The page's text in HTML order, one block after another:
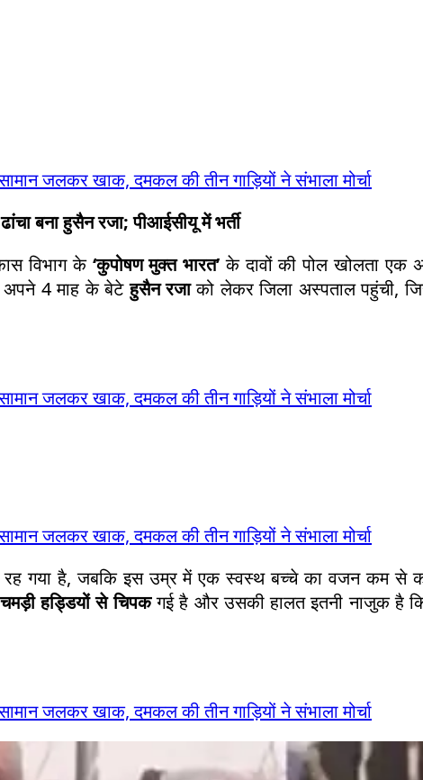
जलकर खाक, दमकल की तीन गाड़ियों ने संभाला मोर्चा
बना हुसैन रजा; पीआईसीयू में भर्ती
विभाग के ‘कुपोषण मुक्त भारत’ के दावों की पोल खोलता एक
अपने 4 माह के बेटेहुसैन रजाको लेकर जिला अस्पताल पहुंची,
जलकर खाक, दमकल की तीन गाड़ियों ने संभाला मोर्चा
जलकर खाक, दमकल की तीन गाड़ियों ने संभाला मोर्चा
गया है, जबकि इस उम्र में एक स्वस्थ बच्चे का वजन कम से
चमड़ी हड्डियों से चिपकगई है और उसकी हालत इतनी नाजुक है
जलकर खाक, दमकल की तीन गाड़ियों ने संभाला मोर्चा